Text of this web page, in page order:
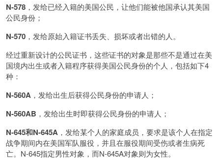
N-578 ，发给已经入籍的美国公民，让他们能被他国承认其美国
公民身份；
N-570 ，发给原始入籍证书丢失、损坏或者出错的人。
经过重新设计的公民证书，这些证书的对象是那些不是通过在美
国境内出生或者入籍程序获得美国公民身份的个人，包括如下4
种：
N-560A ，发给出生后获得公民身份的申请人；
N-560AB ，发给出生时即获得公民身份的申请人；
N-645和N-645A ，发给某个人的家庭成员，要求是该个人在指定
战争期间内在美国军队服役，并且在服役期间受伤或者生病死
亡。N-645指定男性对象，而N-645A对象则为女性。